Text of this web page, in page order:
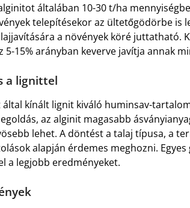
általában 10-30 t/ha
telepítésekor az ültetőgödörbe is
a növények köré juttatható.
5-15% arányban keverve javítja annak
a lignittel
kínált lignit kiváló huminsav-
az alginit magasabb
lehet. A döntést a talaj típusa, a
alapján érdemes meghozni.
a legjobb eredményeket.